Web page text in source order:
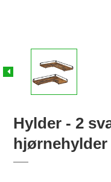
Hylder - 2